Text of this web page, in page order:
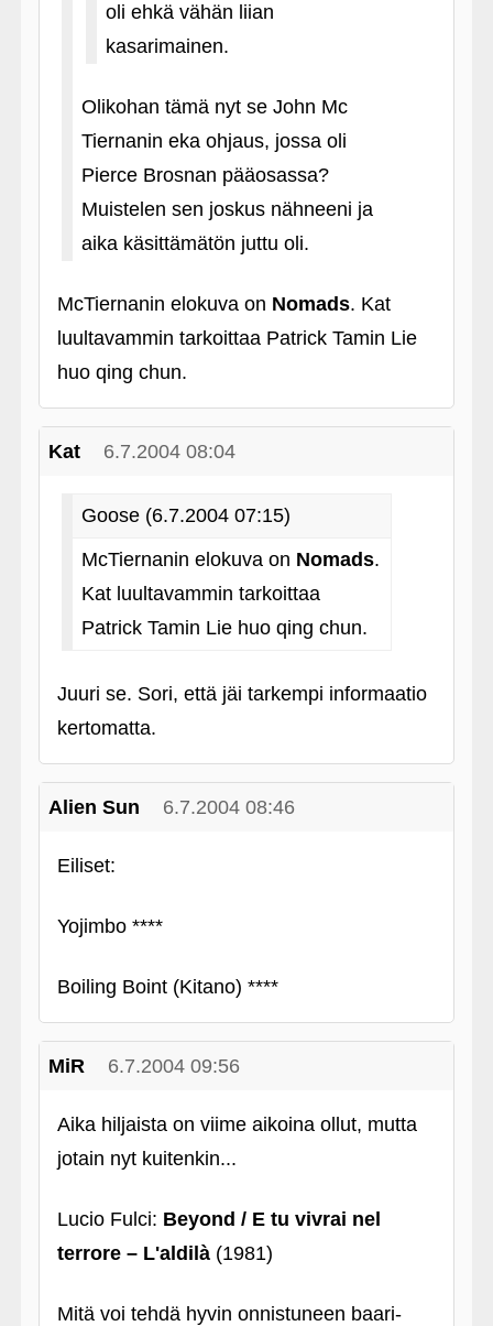
oli ehkä vähän liian
kasarimainen.
Olikohan tämä nyt se John Mc
Tiernanin eka ohjaus, jossa oli
Pierce Brosnan pääosassa?
Muistelen sen joskus nähneeni ja
aika käsittämätön juttu oli.
McTiernanin elokuva on Nomads. Kat
luultavammin tarkoittaa Patrick Tamin Lie
huo qing chun.
Kat 6.7.2004 08:04
Goose (6.7.2004 07:15)
McTiernanin elokuva on Nomads.
Kat luultavammin tarkoittaa
Patrick Tamin Lie huo qing chun.
Juuri se. Sori, että jäi tarkempi informaatio
kertomatta.
Alien Sun 6.7.2004 08:46
Eiliset:
Yojimbo ****
Boiling Boint (Kitano) ****
MiR 6.7.2004 09:56
Aika hiljaista on viime aikoina ollut, mutta
jotain nyt kuitenkin...
Lucio Fulci: Beyond / E tu vivrai nel
terrore – L'aldilà(1981)
Mitä voi tehdä hyvin onnistuneen baari-